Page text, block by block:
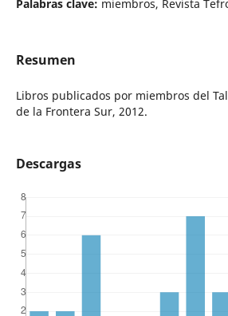
Palabras clave: miembros, Revista
Resumen
Libros publicados por miembros del
de la Frontera Sur, 2012.
Descargas